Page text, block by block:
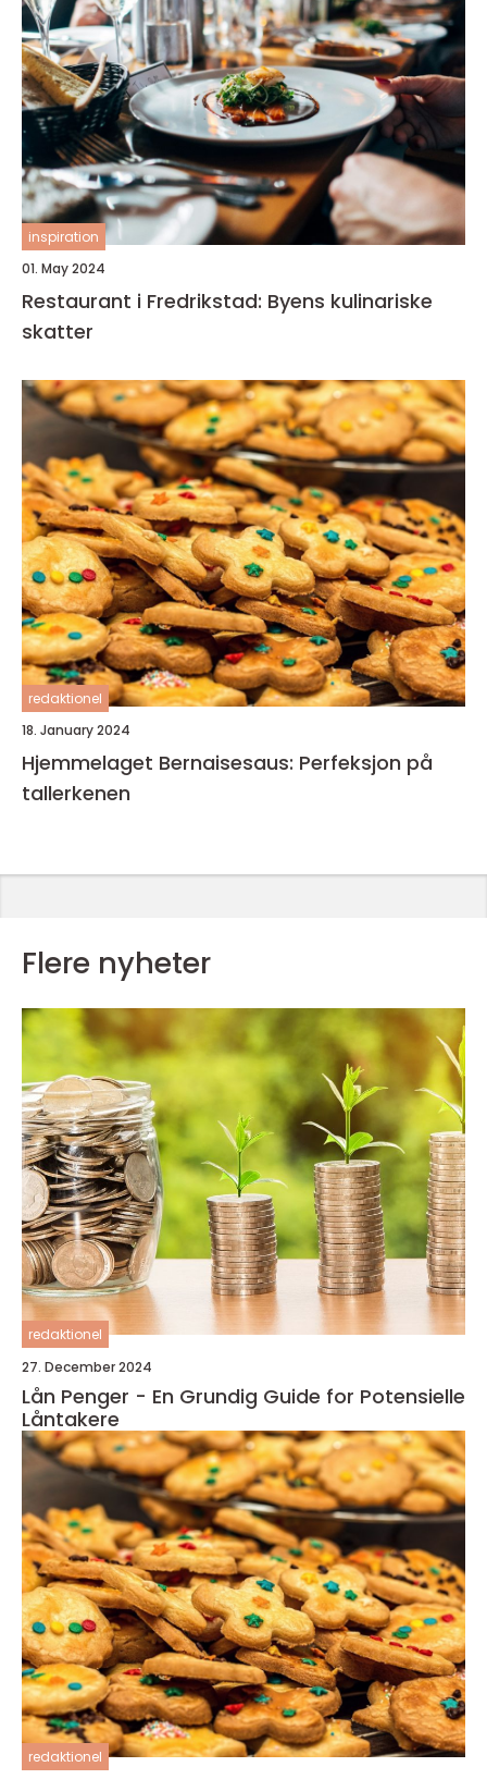
inspiration
01. May 2024
Restaurant i Fredrikstad: Byens kulinariske
skatter
redaktionel
18. January 2024
Hjemmelaget Bernaisesaus: Perfeksjon på
tallerkenen
Flere nyheter
redaktionel
27. December 2024
Lån Penger - En Grundig Guide for Potensielle
Låntakere
redaktionel